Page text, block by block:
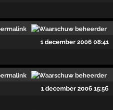
1 december 2006 08:41
1 december 2006 15:56